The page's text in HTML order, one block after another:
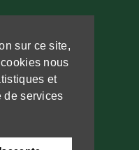
sur ce site,
nous
et
de services